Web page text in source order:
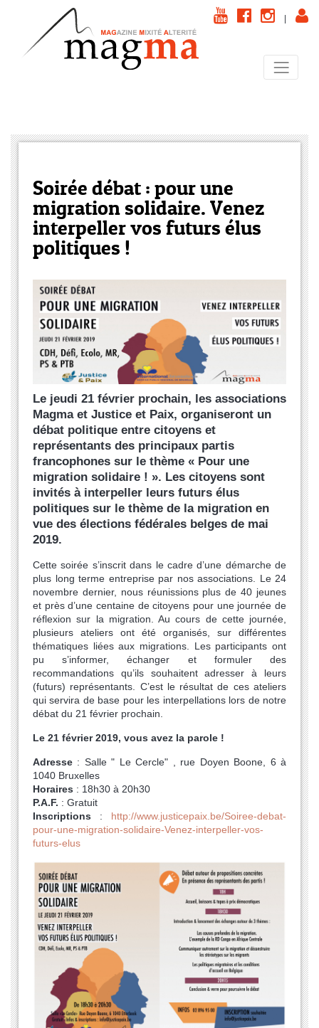
Soirée débat : pour une
migration solidaire. Venez
interpeller vos futurs élus
politiques !
Le jeudi 21 février prochain, les associations
Magma et Justice et Paix, organiseront un
débat politique entre citoyens et
représentants des principaux partis
francophones sur le thème « Pour une
migration solidaire ! ». Les citoyens sont
invités à interpeller leurs futurs élus
politiques sur le thème de la migration en
vue des élections fédérales belges de mai
2019.
Cette soirée s’inscrit dans le cadre d’une démarche de
plus long terme entreprise par nos associations. Le 24
novembre dernier, nous réunissions plus de 40 jeunes
et près d’une centaine de citoyens pour une journée de
réflexion sur la migration. Au cours de cette journée,
plusieurs ateliers ont été organisés, sur différentes
thématiques liées aux migrations. Les participants ont
pu s’informer, échanger et formuler des
recommandations qu’ils souhaitent adresser à leurs
(futurs) représentants. C’est le résultat de ces ateliers
qui servira de base pour les interpellations lors de notre
débat du 21 février prochain.
Le 21 février 2019, vous avez la parole !
Adresse : Salle " Le Cercle" , rue Doyen Boone, 6 à
1040 Bruxelles
Horaires : 18h30 à 20h30
P.A.F. : Gratuit
Inscriptions : http://www.justicepaix.be/Soiree-debat-
pour-une-migration-solidaire-Venez-interpeller-vos-
futurs-elus